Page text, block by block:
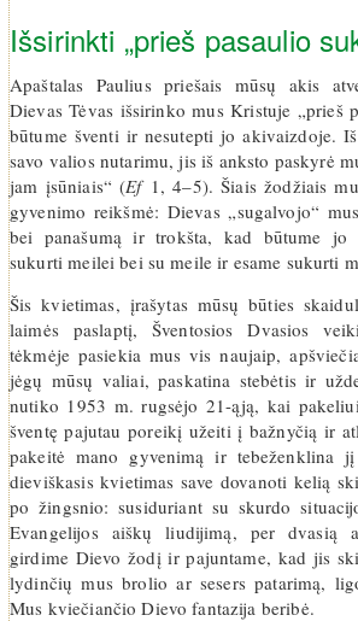
Išsirinkti „prieš pasaulio
Apaštalas Paulius priešais mūsų akis
Dievas Tėvas išsirinko mus Kristuje „prieš
būtume šventi ir nesutepti jo akivaizdoje.
savo valios nutarimu, jis iš anksto paskyrė
jam įsūniais“ (Ef1, 4–5). Šiais žodžiais
gyvenimo reikšmė: Dievas „sugalvojo“
bei panašumą ir trokšta, kad būtume jo
sukurti meilei bei su meile ir esame sukurti
Šis kvietimas, įrašytas mūsų būties
laimės paslaptį, Šventosios Dvasios
tėkmėje pasiekia mus vis naujaip,
jėgų mūsų valiai, paskatina stebėtis ir
nutiko 1953 m. rugsėjo 21-ąją, kai
šventę pajutau poreikį užeiti į bažnyčią ir
pakeitė mano gyvenimą ir tebeženklina
dieviškasis kvietimas save dovanoti kelią
po žingsnio: susiduriant su skurdo
Evangelijos aiškų liudijimą, per dvasią
girdime Dievo žodį ir pajuntame, kad jis
lydinčių mus brolio ar sesers patarimą,
Mus kviečiančio Dievo fantazija beribė.